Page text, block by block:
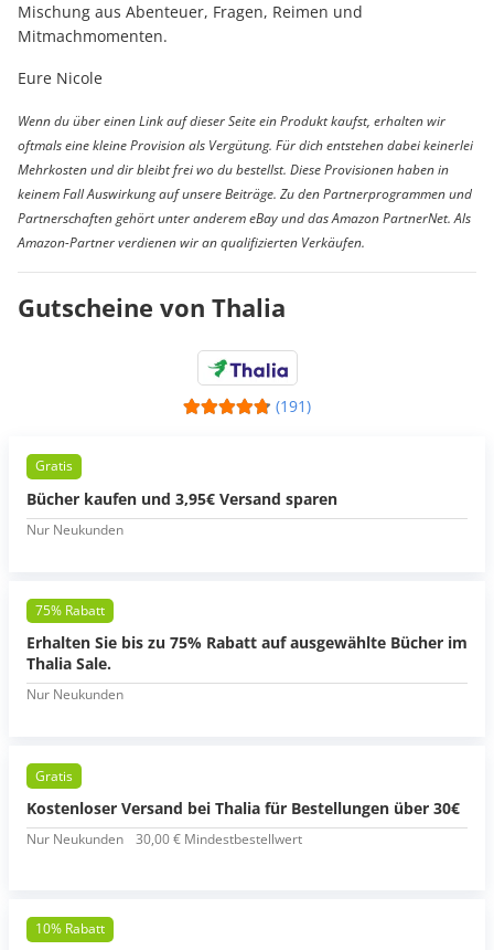
Mischung aus Abenteuer, Fragen, Reimen und
Mitmachmomenten.
Eure Nicole
Wenn du über einen Link auf dieser Seite ein Produkt kaufst, erhalten wir
oftmals eine kleine Provision als Vergütung. Für dich entstehen dabei keinerlei
Mehrkosten und dir bleibt frei wo du bestellst. Diese Provisionen haben in
keinem Fall Auswirkung auf unsere Beiträge. Zu den Partnerprogrammen und
Partnerschaften gehört unter anderem eBay und das Amazon PartnerNet. Als
Amazon-Partner verdienen wir an qualifizierten Verkäufen.
Gutscheine von Thalia
(191)
Gratis
Bücher kaufen und 3,95€ Versand sparen
Nur Neukunden
75% Rabatt
Erhalten Sie bis zu 75% Rabatt auf ausgewählte Bücher im
Thalia Sale.
Nur Neukunden
Gratis
Kostenloser Versand bei Thalia für Bestellungen über 30€
Nur Neukunden 30,00 € Mindestbestellwert
10% Rabatt